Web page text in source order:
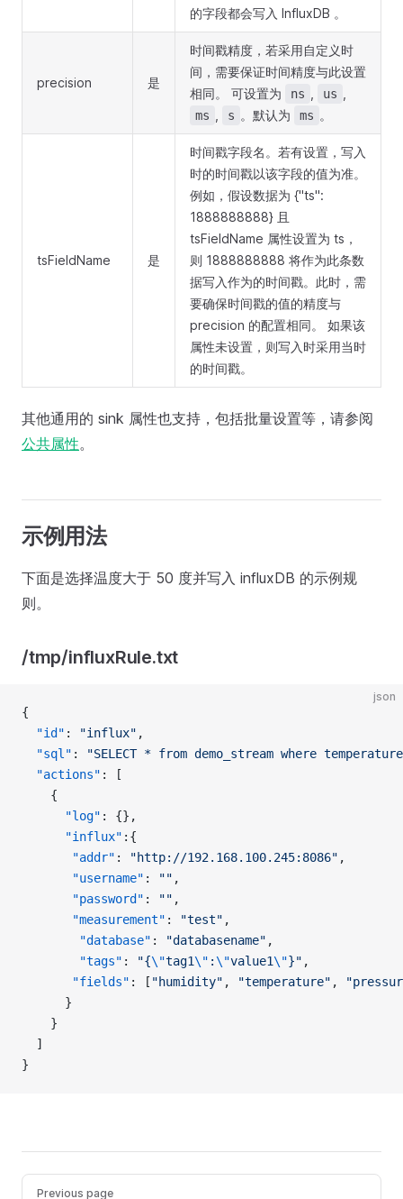
的字段都会写入 InfluxDB 。
precision 是
时间戳精度，若采用自定义时
间，需要保证时间精度与此设置
相同。 可设置为
ns us
ms s 。默认为 ms 。
tsFieldName 是
时间戳字段名。若有设置，写入
时的时间戳以该字段的值为准。
例如，假设数据为 {"ts":
1888888888} 且
tsFieldName 属性设置为 ts，
则 1888888888 将作为此条数
据写入作为的时间戳。此时，需
要确保时间戳的值的精度与
precision 的配置相同。 如果该
属性未设置，则写入时采用当时
的时间戳。
其他通用的 sink 属性也支持，包括批量设置等，请参阅
公共属性。
示例用法
下面是选择温度大于 50 度并写入 influxDB 的示例规
则。
/tmp/influxRule.txt
json
{
  "id"
: "influx" ,
  "sql"
:
"SELECT * from demo_stream where
  "actions"
: [
    {
      "log"
: {},
      "influx"
:{
       "addr"
: "http://192.168.100.245:8086" ,
       "username"
: "" ,
       "password"
: "" ,
       "measurement"
: "test" ,
        "database"
: "databasename" ,
        "tags"
: "{\"tag1\" :\"value1\"}" ,
       "fields"
: [ "humidity" , "temperature" ,
      }
    }
  ]
}
Previous page